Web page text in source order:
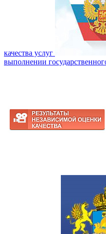
качества услуг
выполнении